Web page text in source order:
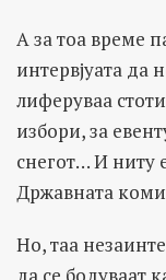
А за тоа време
интервјуата да
лиферуваа
избори, за
снегот… И ниту
Државната
Но, таа